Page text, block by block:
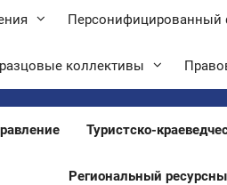
Персонифицированный
коллективы
Туристско-
Региональный